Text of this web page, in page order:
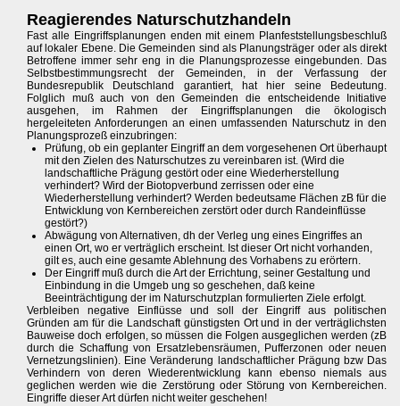
Reagierendes Naturschutzhandeln
Fast alle Eingriffsplanungen enden mit einem Planfeststellungsbeschluß
auf lokaler Ebene. Die Gemeinden sind als Planungsträger oder als direkt
Betroffene immer sehr eng in die Planungsprozesse eingebunden. Das
Selbstbestimmungsrecht der Gemeinden, in der Verfassung der
Bundesrepublik Deutschland garantiert, hat hier seine Bedeutung.
Folglich muß auch von den Gemeinden die entscheidende Initiative
ausgehen, im Rahmen der Eingriffsplanungen die ökologisch
hergeleiteten Anforderungen an einen umfassenden Naturschutz in den
Planungsprozeß einzubringen:
Prüfung, ob ein geplanter Eingriff an dem vorgesehenen Ort überhaupt
mit den Zielen des Naturschutzes zu vereinbaren ist. (Wird die
landschaftliche Prägung gestört oder eine Wiederherstellung
verhindert? Wird der Biotopverbund zerrissen oder eine
Wiederherstellung verhindert? Werden bedeutsame Flächen zB für die
Entwicklung von Kernbereichen zerstört oder durch Randeinflüsse
gestört?)
Abwägung von Alternativen, dh der Verleg ung eines Eingriffes an
einen Ort, wo er verträglich erscheint. Ist dieser Ort nicht vorhanden,
gilt es, auch eine gesamte Ablehnung des Vorhabens zu erörtern.
Der Eingriff muß durch die Art der Errichtung, seiner Gestaltung und
Einbindung in die Umgeb ung so geschehen, daß keine
Beeinträchtigung der im Naturschutzplan formulierten Ziele erfolgt.
Verbleiben negative Einflüsse und soll der Eingriff aus politischen
Gründen am für die Landschaft günstigsten Ort und in der verträglichsten
Bauweise doch erfolgen, so müssen die Folgen ausgeglichen werden (zB
durch die Schaffung von Ersatzlebensräumen, Pufferzonen oder neuen
Vernetzungslinien). Eine Veränderung landschaftlicher Prägung bzw Das
Verhindern von deren Wiederentwicklung kann ebenso niemals aus
geglichen werden wie die Zerstörung oder Störung von Kernbereichen.
Eingriffe dieser Art dürfen nicht weiter geschehen!